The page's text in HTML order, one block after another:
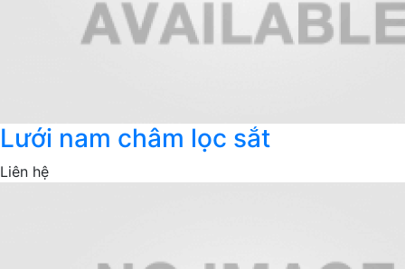
Lưới nam châm lọc sắt
Liên hệ